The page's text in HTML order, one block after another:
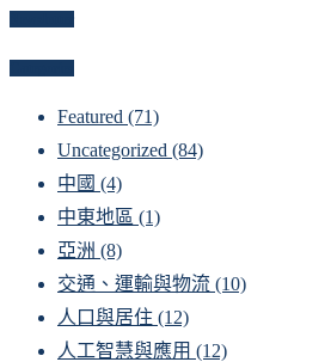
Featured (71)
Uncategorized (84)
中國 (4)
中東地區 (1)
亞洲 (8)
交通、運輸與物流 (10)
人口與居住 (12)
人工智慧與應用 (12)